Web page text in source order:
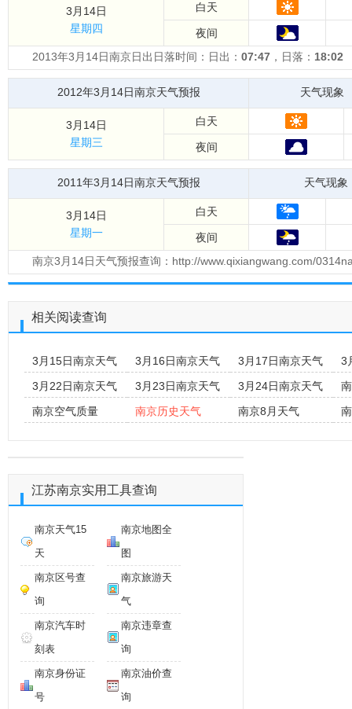
3月14日
星期四
白天
夜间
2013年3月14日南京日出日落时间：日出： 07:47 ，日落： 18:02
2012年3月14日南京天气预报 天气现象
3月14日
星期三
白天
夜间
2011年3月14日南京天气预报 天气现象
3月14日
星期一
白天
夜间
南京3月14日天气预报查询：http://www.qixiangwang.com/
相关阅读查询
3月15日南京天气 3月16日南京天气 3月17日南京天气
3
3月22日南京天气
3月23日南京天气 3月24日南京天气
南京空气质量
南京历史天气 南京8月天气
江苏南京实用工具查询
南京天气15
天
南京地图全
图
南京区号查
询
南京旅游天
气
南京汽车时
刻表
南京违章查
询
南京身份证
号
南京油价查
询